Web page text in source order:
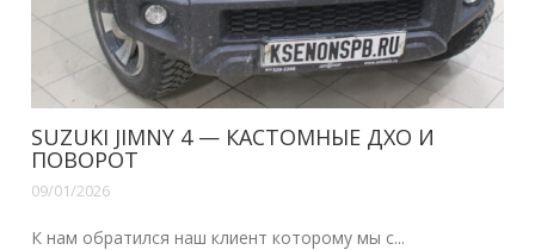
SUZUKI JIMNY 4 — КАСТОМНЫЕ ДХО И
ПОВОРОТ
09/01/2026
К нам обратился наш клиент которому мы с...